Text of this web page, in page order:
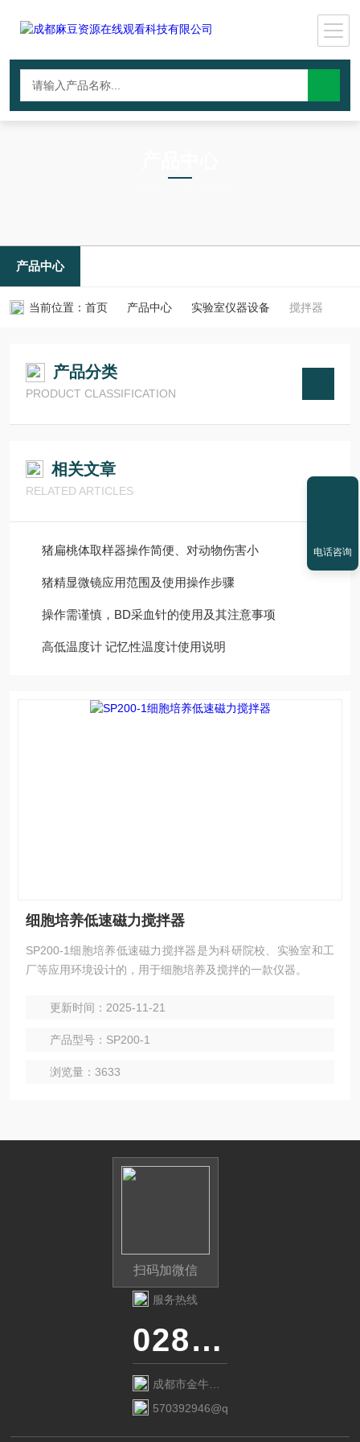
产品中心
当前位置： 首页 产品中心 实验室仪器设备 搅拌器
产品分类
PRODUCT CLASSIFICATION
相关文章
RELATED ARTICLES
猪扁桃体取样器操作简便、对动物伤害小
猪精显微镜应用范围及使用操作步骤
操作需谨慎，BD采血针的使用及其注意事项
高低温度计 记忆性温度计使用说明
细胞培养低速磁力搅拌器
SP200-1细胞培养低速磁力搅拌器是为科研院校、实验室和工
厂等应用环境设计的，用于细胞培养及搅拌的一款仪器。
更新时间：2025-11-21
产品型号：SP200-1
浏览量：3633
扫码加微信
服务热线
028-87741718
成都市金牛区
金府路799号1
570392946@qq.com
电话咨询